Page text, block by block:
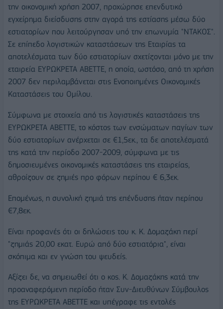
την οικονομική χρήση 2007, προχώρησε επενδυτικό
εγχείρημα διείσδυσης στην αγορά της εστίασης μέσω δύο
εστιατορίων που λειτούργησαν υπό την επωνυμία "ΝΤΑΚΟΣ".
Σε επίπεδο λογιστικών καταστάσεων της Εταιρίας τα
αποτελέσματα των δύο εστιατορίων σχετίζονται μόνο με την
εταιρεία ΕΥΡΩΚΡΕΤΑ ΑΒΕΤΤΕ, η οποία, ωστόσο, από τη χρήση
2007 δεν περιλαμβάνεται στις Ενοποιημένες Οικονομικές
Καταστάσεις του Ομίλου.
Σύμφωνα με στοιχεία από τις λογιστικές καταστάσεις της
ΕΥΡΩΚΡΕΤΑ ΑΒΕΤΤΕ, το κόστος των ενσώματων παγίων των
δύο εστιατορίων ανέρχεται σε €1,5εκ., τα δε αποτελέσματά
της κατά την περίοδο 2007-2009, σύμφωνα με τις
δημοσιευμένες οικονομικές καταστάσεις της εταιρείας,
αθροίζουν σε ζημιές προ φόρων περίπου € 6,3εκ.
Επομένως, η συνολική ζημιά της επένδυσης ήταν περίπου
€7,8εκ.
Είναι προφανές ότι οι δηλώσεις του κ. Κ. Δομαζάκη περί
"ζημιάς 20,00 εκατ. Ευρώ από δύο εστιατόρια", είναι
σκόπιμα και εν γνώση του ψευδείς.
Αξίζει δε, να σημειωθεί ότι ο κος. Κ. Δομαζάκης κατά την
προαναφερόμενη περίοδο ήταν Συν-Διευθύνων Σύμβουλος
της ΕΥΡΩΚΡΕΤΑ ΑΒΕΤΤΕ και υπέγραφε τις εντολές